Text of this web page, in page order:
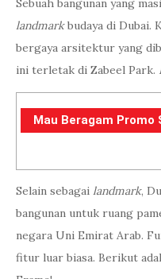
Sebuah bangunan yang
landmarkbudaya di Dubai.
bergaya arsitektur yang
ini terletak di Zabeel Park.
Mau Beragam Promo
Selain sebagai landmark,
bangunan untuk ruang
negara Uni Emirat Arab.
fitur luar biasa. Berikut